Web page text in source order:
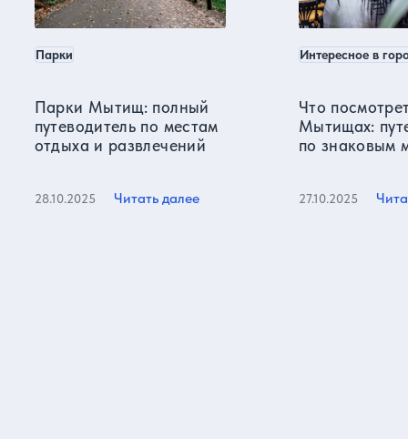
Парки Мытищ: полный
путеводитель по местам
отдыха и развлечений
Парки
28.10.2025 Читать далее
Что
Мытищах:
по знаковым
Интересное в
27.10.2025